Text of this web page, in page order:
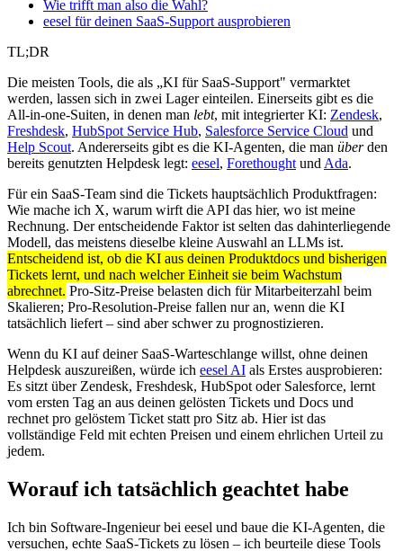
Wie trifft man also die Wahl?
eesel für deinen SaaS-Support ausprobieren
TL;DR
Die meisten Tools, die als „KI für SaaS-Support" vermarktet
werden, lassen sich in zwei Lager einteilen. Einerseits gibt es die
All-in-one-Suiten, in denen man lebt, mit integrierter KI: Zendesk,
Freshdesk, HubSpot Service Hub, Salesforce Service Cloud und
Help Scout. Andererseits gibt es die KI-Agenten, die man überden
bereits genutzten Helpdesk legt: eesel, Forethought und Ada.
Für ein SaaS-Team sind die Tickets hauptsächlich Produktfragen:
Wie mache ich X, warum wirft die API das hier, wo ist meine
Rechnung. Der entscheidende Faktor ist selten das dahinterliegende
Modell, das meistens dieselbe kleine Auswahl an LLMs ist.
Entscheidend ist, ob die KI aus deinen Produktdocs und bisherigen
Tickets lernt, und nach welcher Einheit sie beim Wachstum
abrechnet. Pro-Sitz-Preise belasten dich für Mitarbeiterzahl beim
Skalieren; Pro-Resolution-Preise fallen nur an, wenn die KI
tatsächlich liefert – sind aber schwer zu prognostizieren.
Wenn du KI auf deiner SaaS-Warteschlange willst, ohne deinen
Helpdesk auszureißen, würde ich eesel AI als Erstes ausprobieren:
Es sitzt über Zendesk, Freshdesk, HubSpot oder Salesforce, lernt
vom ersten Tag an aus deinen gelösten Tickets und Docs und
rechnet pro gelöstem Ticket statt pro Sitz ab. Hier ist das
vollständige Feld mit echten Preisen und einem ehrlichen Urteil zu
jedem.
Worauf ich tatsächlich geachtet habe
Ich bin Software-Ingenieur bei eesel und baue die KI-Agenten, die
versuchen, echte SaaS-Tickets zu lösen – ich beurteile diese Tools